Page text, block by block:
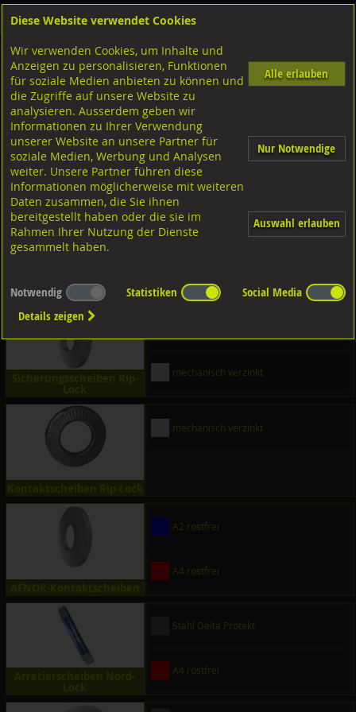
Shop Sicherungselemente Sperrkant- u. Sicherungsscheiben
Diverse Ausführungen
Sperrkantscheiben
Stahl zinklammelenbeschichtet
A4 rostfrei
Schnorr Scheiben
Stahl verzinkt
mechanisch verzinkt
mechanisch verzinkt
A2 rostfrei
A4 rostfrei
Stahl Delta Protekt
A4 rostfrei
Diese Website verwendet Cookies
Wir verwenden Cookies, um Inhalte und
Anzeigen zu personalisieren, Funktionen
für soziale Medien anbieten zu können und
die Zugriffe auf unsere Website zu
analysieren. Ausserdem geben wir
Informationen zu Ihrer Verwendung
unserer Website an unsere Partner für
soziale Medien, Werbung und Analysen
weiter. Unsere Partner führen diese
Informationen möglicherweise mit weiteren
Daten zusammen, die Sie ihnen
bereitgestellt haben oder die sie im
Rahmen Ihrer Nutzung der Dienste
gesammelt haben.
Alle erlauben
Nur Notwendige
Auswahl erlauben
Notwendig Statistiken
Social Media
Details zeigen